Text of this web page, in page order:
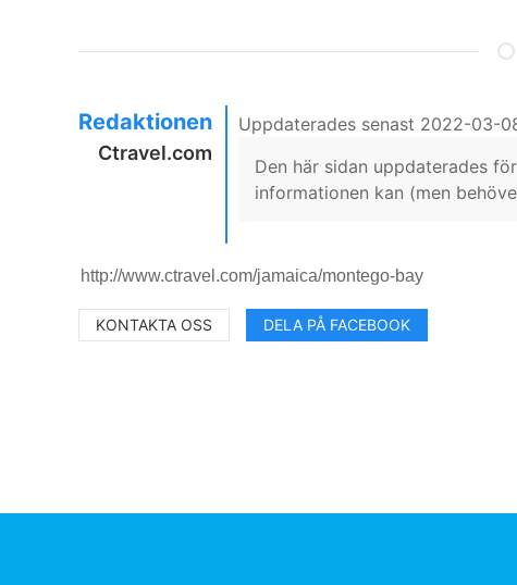
Redaktionen
Ctravel.com
Uppdaterades senast 2022-03-
Den här sidan uppdaterades
informationen kan (men
KONTAKTA OSS DELA PÅ FACEBOOK